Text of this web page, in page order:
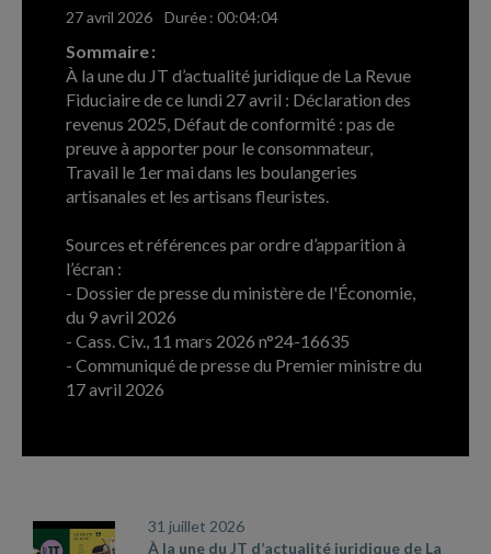
27 avril 2026 Durée : 00:04:04
Sommaire :
À la une du JT d’actualité juridique de La Revue
Fiduciaire de ce lundi 27 avril : Déclaration des
revenus 2025, Défaut de conformité : pas de
preuve à apporter pour le consommateur,
Travail le 1er mai dans les boulangeries
artisanales et les artisans fleuristes.
Sources et références par ordre d’apparition à
l’écran :
- Dossier de presse du ministère de l'Économie,
du 9 avril 2026
- Cass. Civ., 11 mars 2026 n°24-16635
- Communiqué de presse du Premier ministre du
17 avril 2026
31 juillet 2026
À la une du JT d’actualité juridique de La